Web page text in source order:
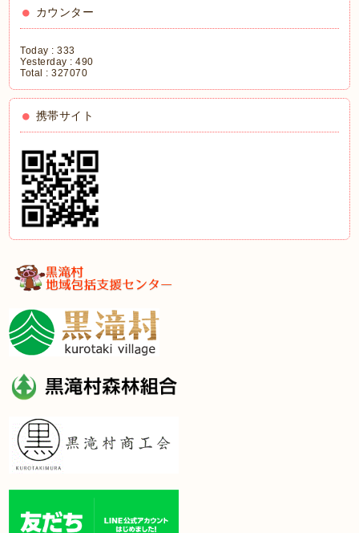
カウンター
Today :333
Yesterday :490
Total :327070
携帯サイト